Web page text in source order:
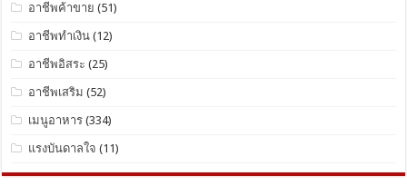
อาชีพค้าขาย (51)
อาชีพทำเงิน (12)
อาชีพอิสระ (25)
อาชีพเสริม (52)
เมนูอาหาร (334)
แรงบันดาลใจ (11)